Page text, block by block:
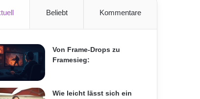
Beliebt Kommentare
Von Frame-Drops zu
Framesieg:
Wie leicht lässt sich ein